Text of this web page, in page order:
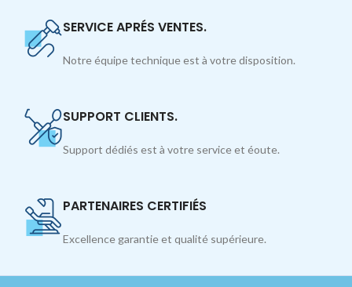
SERVICE APRÉS VENTES.
Notre équipe technique est à votre disposition.
SUPPORT CLIENTS.
Support dédiés est à votre service et éoute.
PARTENAIRES CERTIFIÉS
Excellence garantie et qualité supérieure.